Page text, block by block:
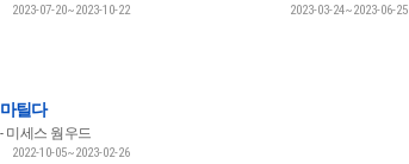
2023-07-20~2023-10-22 2023-03-24~2023-06-25
마틸다
미세스 웜우드
2022-10-05~2023-02-26